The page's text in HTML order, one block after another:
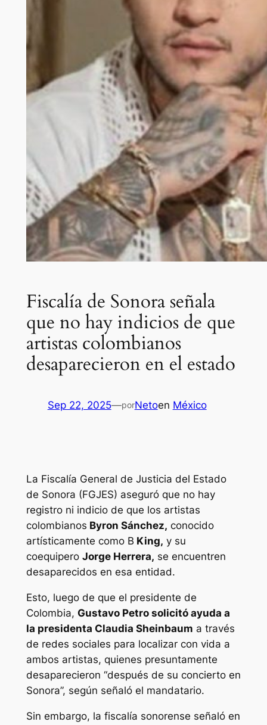
Fiscalía de Sonora señala
que no hay indicios de que
artistas colombianos
desaparecieron en el estado
Sep 22, 2025—porNetoen México
La Fiscalía General de Justicia del Estado
de Sonora (FGJES) aseguró que no hay
registro ni indicio de que los artistas
colombianos Byron Sánchez, conocido
artísticamente como B King, y su
coequipero Jorge Herrera, se encuentren
desaparecidos en esa entidad.
Esto, luego de que el presidente de
Colombia, Gustavo Petro solicitó ayuda a
la presidenta Claudia Sheinbaum a través
de redes sociales para localizar con vida a
ambos artistas, quienes presuntamente
desaparecieron “después de su concierto en
Sonora”, según señaló el mandatario.
Sin embargo, la fiscalía sonorense señaló en